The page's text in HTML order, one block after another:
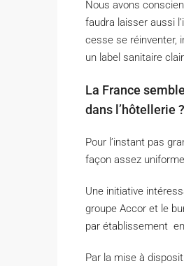
Nous avons
faudra laisser aussi
cesse se réinventer,
un label sanitaire
La France
dans l’hôtellerie
Pour l’instant pas
façon assez
Une initiative
groupe Accor et le
par établissement
Par la mise à